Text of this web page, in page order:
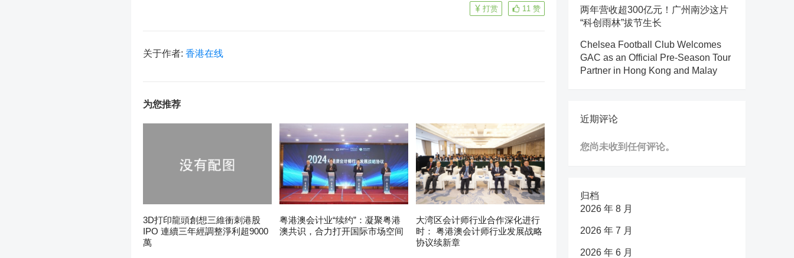
11 赞
打赏
关于作者: 香港在线
为您推荐
3D打印龍頭創想三維衝刺港股
IPO 連續三年經調整淨利超9000
萬
粤港澳会计业“续约”：凝聚粤港
澳共识，合力打开国际市场空间
大湾区会计师行业合作深化进行
时： 粤港澳会计师行业发展战略
协议续新章
两年营收超300亿元！广州南沙这片
“科创雨林”拔节生长
Chelsea Football Club Welcomes
GAC as an Official Pre-Season Tour
Partner in Hong Kong and Malay
近期评论
您尚未收到任何评论。
归档
2026 年 8 月
2026 年 7 月
2026 年 6 月